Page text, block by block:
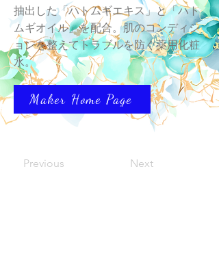
抽出した「ハトムギエキス」と「ハト
ムギオイル」を配合。肌のコンディシ
ョンを整えてトラブルを防ぐ薬用化粧
水。
Maker Home Page
Previous Next